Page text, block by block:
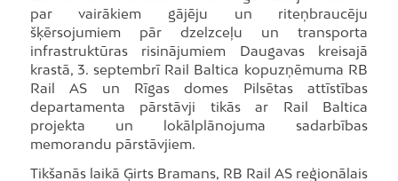
par vairākiem gājēju un riteņbraucēju
šķērsojumiem pār dzelzceļu un transporta
infrastruktūras risinājumiem Daugavas kreisajā
krastā, 3. septembrī Rail Baltica kopuzņēmuma RB
Rail AS un Rīgas domes Pilsētas attīstības
departamenta pārstāvji tikās ar Rail Baltica
projekta un lokālplānojuma sadarbības
memorandu pārstāvjiem.
Tikšanās laikā Ģirts Bramans, RB Rail AS reģionālais